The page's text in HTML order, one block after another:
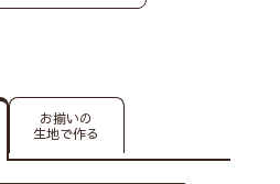
お揃いの
生地で作る